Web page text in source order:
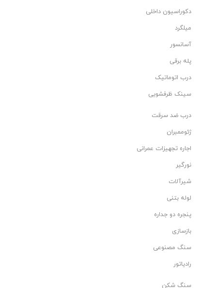
دکوراسیون داخلی
میلگرد
آسانسور
پله برقی
درب اتوماتیک
سینک ظرفشویی
درب ضد سرقت
ژئوممبران
اجاره تجهیزات عمرانی
نورگیر
شیرآلات
لوله بتنی
پنجره دو جداره
بازسازی
سنگ مصنوعی
رادیاتور
سنگ شکن